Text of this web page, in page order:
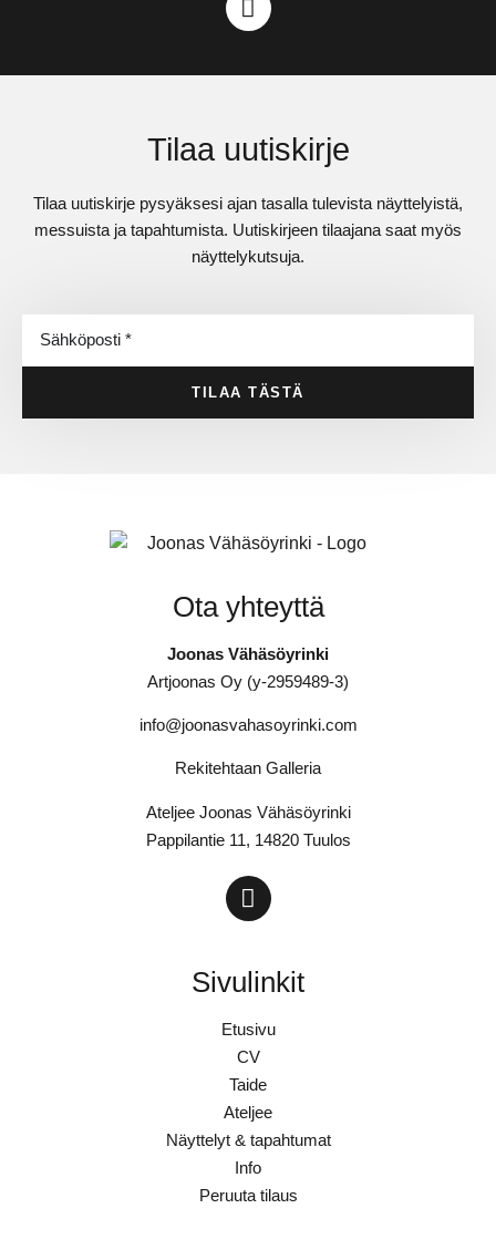
Tilaa uutiskirje
Tilaa uutiskirje pysyäksesi ajan tasalla tulevista näyttelyistä,
messuista ja tapahtumista. Uutiskirjeen tilaajana saat myös
näyttelykutsuja.
TILAA TÄSTÄ
Ota yhteyttä
Joonas Vähäsöyrinki
Artjoonas Oy (y-2959489-3)
info@joonasvahasoyrinki.com
Rekitehtaan Galleria
Ateljee Joonas Vähäsöyrinki
Pappilantie 11, 14820 Tuulos
Sivulinkit
Etusivu
CV
Taide
Ateljee
Näyttelyt & tapahtumat
Info
Peruuta tilaus